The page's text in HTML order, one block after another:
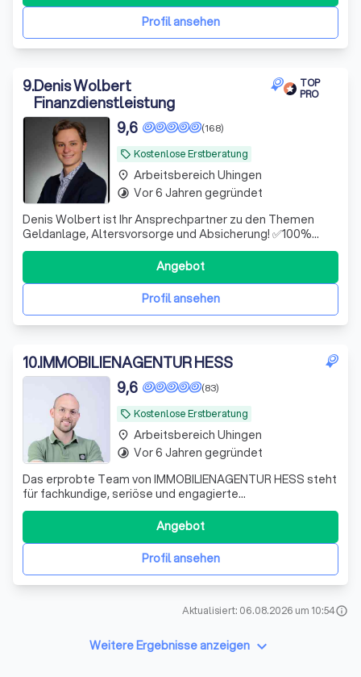
Profil ansehen
9.Denis Wolbert
Finanzdienstleistung
TOP
PRO
local_offer Kostenlose Erstberatung
(168)
9,6
Denis Wolbert ist Ihr Ansprechpartner zu den Themen
Geldanlage, Altersvorsorge und Absicherung! ✅100%
unabhängig ✅Hohe Fachkompetenz ✅Digital & schnell
Profil ansehen
Angebot
place Arbeitsbereich Uhingen
timelapse Vor 6 Jahren gegründet
10.IMMOBILIENAGENTUR HESS
local_offer Kostenlose Erstberatung
(83)
9,6
Das erprobte Team von IMMOBILIENAGENTUR HESS steht
für fachkundige, seriöse und engagierte
Vermittlungsarbeit. Wir führen Verkäufer und Käufer,
Vermieter und Mieter zusammen - zum Wohle aller
Beteiligten. Hinter dem Gründer, Stanley Hess, steht ein
Team aus erfahrenen und qualifizierten Immobiliene
Profil ansehen
Angebot
place Arbeitsbereich Uhingen
timelapse Vor 6 Jahren gegründet
Aktualisiert: 06.08.2026 um 10:54info
Weitere Ergebnisse anzeigen keyboard_arrow_down